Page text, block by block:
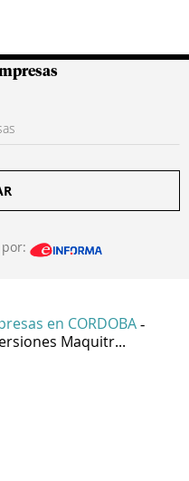
en CORDOBA -
Maquitr...